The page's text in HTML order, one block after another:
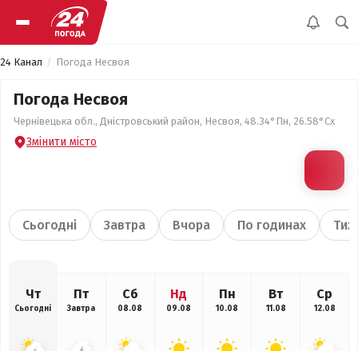
24 Канал Погода Несвоя
Погода Несвоя
Чернівецька обл., Дністровський район, Несвоя, 48.34°Пн, 26.58°Сх
Змінити місто
Сьогодні Завтра Вчора По годинах
Чт
Сьогодні
Пт
Завтра
Сб
08.08
Нд
09.08
Пн
10.08
Вт
11.08
Ср
12.08